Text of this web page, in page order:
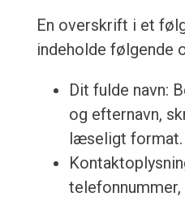
En overskrift i et
indeholde følgende
Dit fulde navn:
og efternavn,
læseligt format.